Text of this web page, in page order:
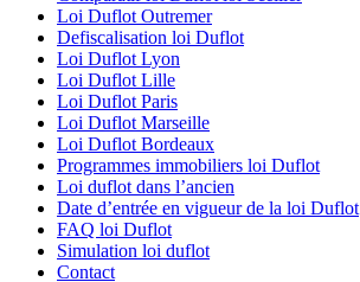
Loi Duflot Outremer
Defiscalisation loi Duflot
Loi Duflot Lyon
Loi Duflot Lille
Loi Duflot Paris
Loi Duflot Marseille
Loi Duflot Bordeaux
Programmes immobiliers loi Duflot
Loi duflot dans l’ancien
Date d’entrée en vigueur de la loi Duflot
FAQ loi Duflot
Simulation loi duflot
Contact